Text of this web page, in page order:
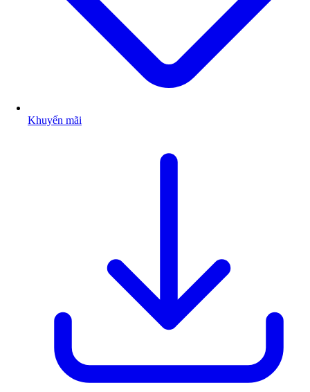
Khuyến mãi